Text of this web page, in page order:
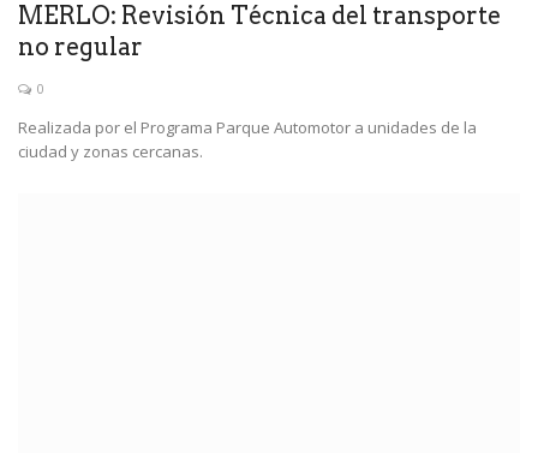
MERLO: Revisión Técnica del transporte
no regular
0
Realizada por el Programa Parque Automotor a unidades de la
ciudad y zonas cercanas.